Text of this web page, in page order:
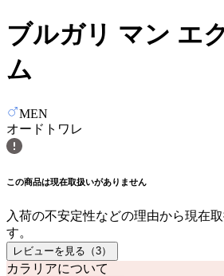
ブルガリ マン エ
ム
MEN
オードトワレ
この商品は現在取扱いがありません
入荷の不安定性などの理由から現在
す。
レビューを見る（3）
カラリアについて